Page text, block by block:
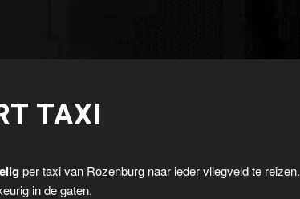
TAXI
per taxi van Rozenburg naar ieder vliegveld te reizen.
in de gaten.